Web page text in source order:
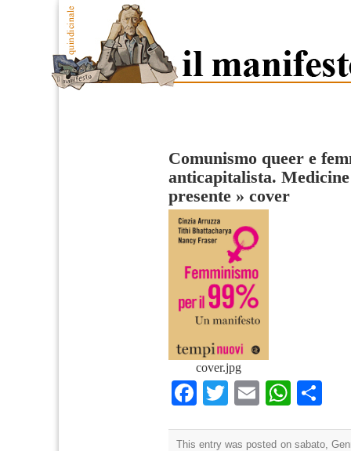
Comunismo queer e
anticapitalista.
presente » cover
cover.jpg
Facebook
TwitterEmail
This entry was posted on sabato,